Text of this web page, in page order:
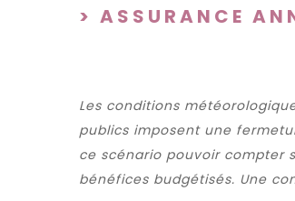
> ASSURANCE
Les conditions
publics imposent une
ce scénario pouvoir compter
bénéfices budgétisés. Une